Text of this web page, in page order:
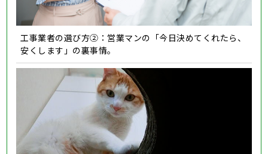
工事業者の選び方②：営業マンの「今日決めてくれたら、
安くします」の裏事情。